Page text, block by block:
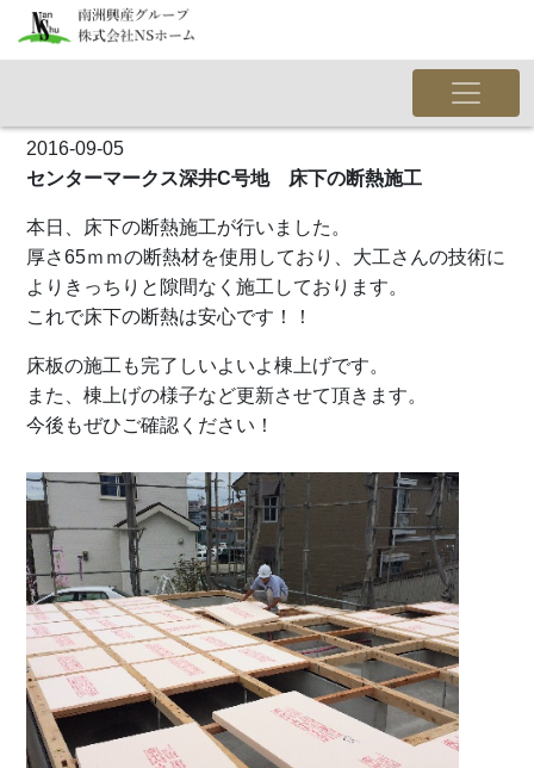
2016-09-05
センターマークス深井C号地 床下の断熱施工
本日、床下の断熱施工が行いました。
厚さ65ｍｍの断熱材を使用しており、大工さんの技術に
よりきっちりと隙間なく施工しております。
これで床下の断熱は安心です！！
床板の施工も完了しいよいよ棟上げです。
また、棟上げの様子など更新させて頂きます。
今後もぜひご確認ください！